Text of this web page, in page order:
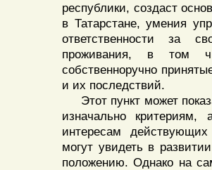
республики, создаст
в Татарстане, умения
ответственности за
проживания, в том
собственноручно
и их последствий.
Этот пункт может
изначально
интересам
могут увидеть в
положению. Однако на